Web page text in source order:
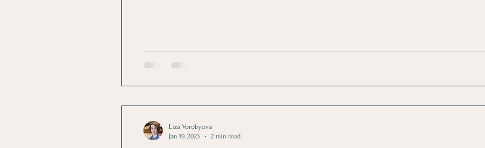
Liza Vorobyova
Jan 19, 2023
2 min read